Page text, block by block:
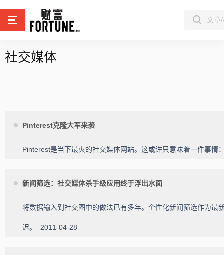
社交媒体
Pinterest克隆大军来袭
Pinterest是当下最火的社交媒体网站。这或许只意味着一件事
新闻筛选：社交媒体杀手级应用终于浮出水面
将数据输入到社交图中的做法已有多年。个性化新闻筛选作为
迟。 2011-04-28